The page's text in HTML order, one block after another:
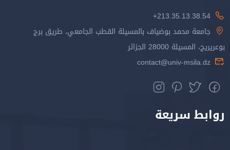
213.35.13.38.54+
جامعة محمد بوضياف بالمسيلة القطب الجامعي، طريق برج
بوعريريج، المسيلة 28000 الجزائر
contact@univ-msila.dz
روابط سريعة